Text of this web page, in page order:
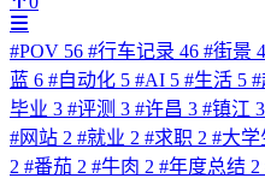
#POV 56 #行车记录 46 #街景
蓝 6 #自动化 5 #AI 5 #生活 5 #
毕业 3 #评测 3 #许昌 3 #镇江 3
#网站 2 #就业 2 #求职 2 #大学
2 #番茄 2 #牛肉 2 #年度总结 2